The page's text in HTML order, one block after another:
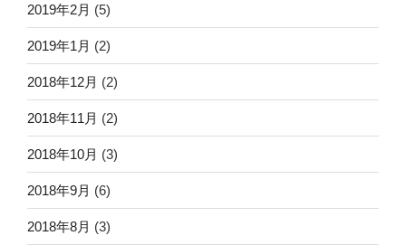
2019年2月 (5)
2019年1月 (2)
2018年12月 (2)
2018年11月 (2)
2018年10月 (3)
2018年9月 (6)
2018年8月 (3)